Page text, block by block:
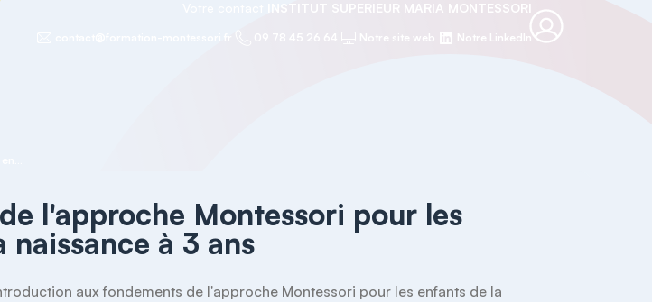
INSTITUT SUPERIEUR MARIA MONTESSORI
Notre site web Notre LinkedIn
l'approche Montessori pour les
naissance à 3 ans
aux fondements de l'approche Montessori pour les enfants de la